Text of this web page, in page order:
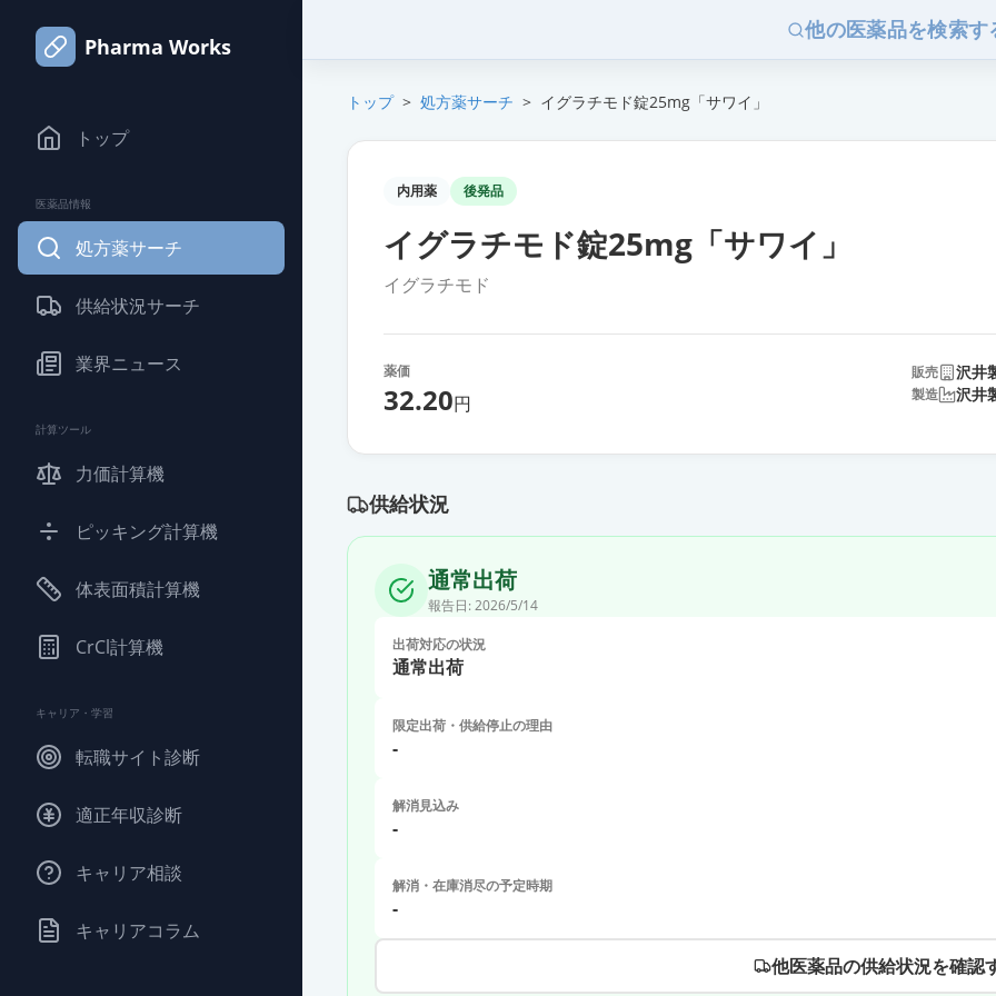
Pharma Works
トップ
医薬品情報
処方薬サーチ
供給状況サーチ
業界ニュース
計算ツール
力価計算機
ピッキング計算機
体表面積計算機
CrCl計算機
キャリア・学習
転職サイト診断
適正年収診断
キャリア相談
キャリアコラム
他の医薬品を検索す
トップ > 処方薬サーチ > イグラチモド錠25mg「サワイ」
内用薬 後発品
イグラチモド錠25mg「サワイ」
イグラチモド
薬価
32.20円
販売 沢井
製造 沢井
供給状況
通常出荷
報告日: 2026/5/14
出荷対応の状況
通常出荷
限定出荷・供給停止の理由
-
解消見込み
-
解消・在庫消尽の予定時期
-
他医薬品の供給状況を確認